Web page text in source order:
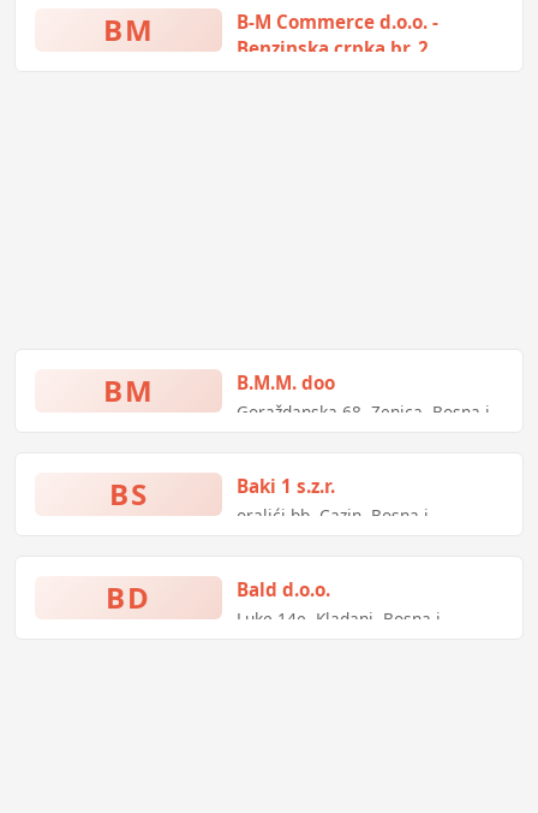
BM
B-M Commerce d.o.o. -
Benzinska crpka br. 2
BM B.M.M. doo
Goraždanska 68, Zenica, Bosna i
BS Baki 1 s.z.r.
oralići bb, Cazin, Bosna i
BD Bald d.o.o.
Luke 14e, Kladanj, Bosna i